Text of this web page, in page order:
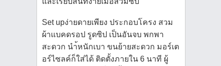
Set upง่ายดายเพียง ประกอบโครง สวม
ผ้าแบคดรอป รูดซิป เป็นอันจบ พกพา
สะดวก นำ้หนักเบา ขนย้ายสะดวก มอร์เต
อร์ไซลค์ก็ใส่ได้ ติดตั้งภายใน 6 นาที ผู้